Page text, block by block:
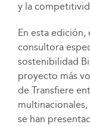
y la
En esta
consultora
sostenibilidad
proyecto más
de Transfiere
se han